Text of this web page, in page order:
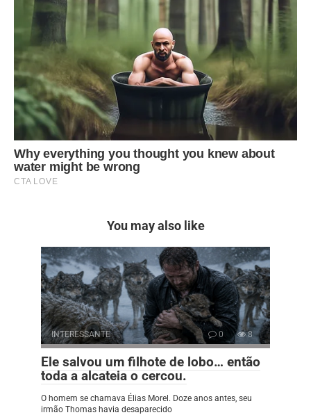
You may also like
INTERESSANTE 0 8
Ele salvou um filhote de lobo… então
toda a alcateia o cercou.
O homem se chamava Élias Morel. Doze anos antes, seu
irmão Thomas havia desaparecido